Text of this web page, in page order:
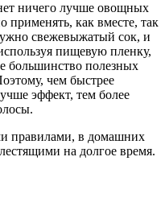
ничего лучше овощных
как вместе, так
свежевыжатый сок, и
пищевую пленку,
большинство полезных
чем быстрее
эффект, тем более
правилами, в домашних
на долгое время.